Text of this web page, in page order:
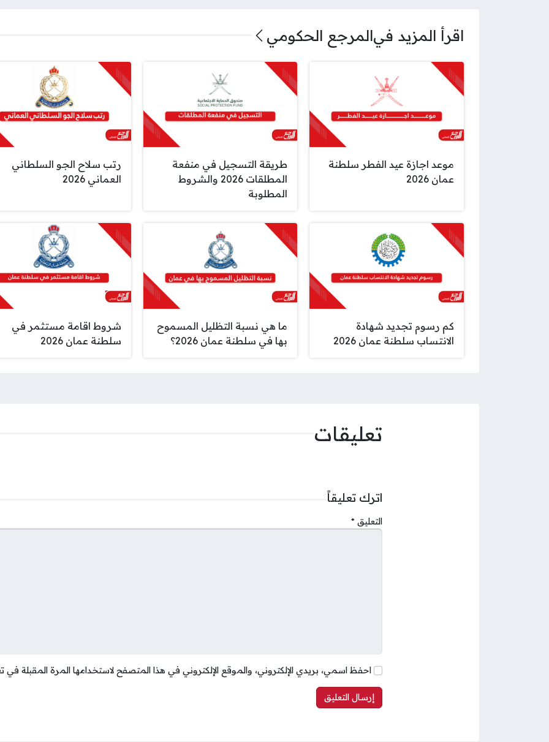
اقرأ المزيد فيالمرجع الحكومي
موعد اجازة عيد الفطر سلطنة
عمان 2026
طريقة التسجيل في منفعة
المطلقات 2026 والشروط
المطلوبة
رتب سلاح الجو السلطاني
العماني 2026
كم رسوم تجديد شهادة
الانتساب سلطنة عمان 2026
ما هي نسبة التظليل المسموح
بها في سلطنة عمان 2026؟
شروط اقامة مستثمر في
سلطنة عمان 2026
تعليقات
اترك تعليقاً
التعليق *
احفظ اسمي، بريدي الإلكتروني، والموقع الإلكتروني في هذا المتصفح لاستخدامها المرة المقبلة في